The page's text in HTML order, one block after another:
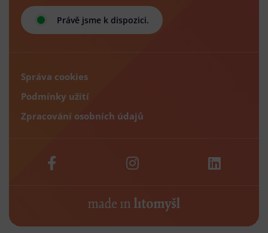
Právě jsme k dispozici.
Správa cookies
Podmínky užití
Zpracování osobních údajů